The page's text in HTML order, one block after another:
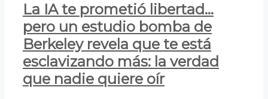
La IA te prometió libertad…
pero un estudio bomba de
Berkeley revela que te está
esclavizando más: la verdad
que nadie quiere oír